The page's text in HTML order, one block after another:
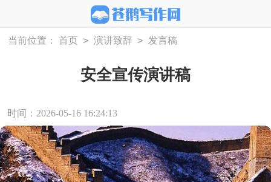
当前位置： 首页 > 演讲致辞 > 发言稿
安全宣传演讲稿
时间：2026-05-16 16:24:13